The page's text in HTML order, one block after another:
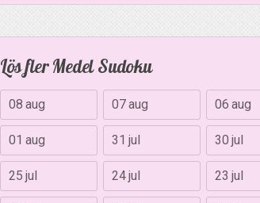
Lös fler Medel Sudoku
08 aug 07 aug 06 aug
01 aug 31 jul 30 jul
25 jul 24 jul 23 jul